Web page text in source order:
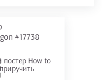
#17738